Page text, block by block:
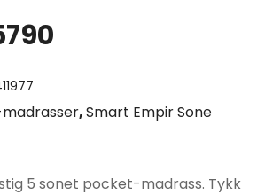
er:,Smart Empir Sone
5 sonet pocket-madrass. Tykk